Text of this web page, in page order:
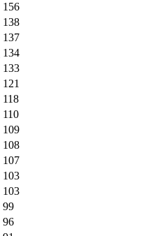
156
138
137
134
133
121
118
110
109
108
107
103
103
99
96